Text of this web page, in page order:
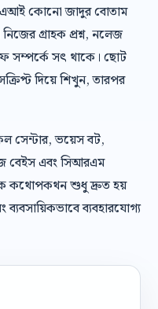
এআই কোনো জাদুর বোতাম
গ্রাহক প্রশ্ন, নলেজ
সম্পর্কে সৎ থাকে। ছোট
দিয়ে শিখুন, তারপর
সেন্টার, ভয়েস বট,
বেইস এবং সিআরএম
কথোপকথন শুধু দ্রুত হয়
ব্যবহারযোগ্য